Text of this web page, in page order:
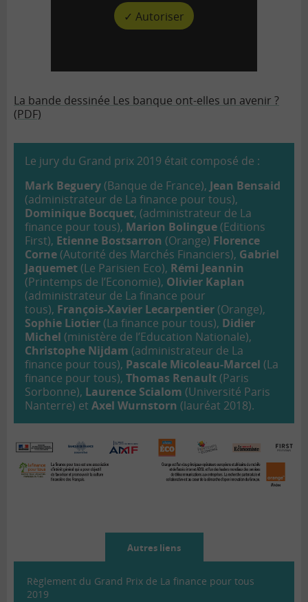
✓ Autoriser
La bande dessinée Les banque ont-elles un avenir ?
(PDF)
Le jury du Grand prix 2019 était composé de :
Mark Beguery (Banque de France), Jean Bensaid
(administrateur de La finance pour tous),
Dominique Bocquet, (administrateur de La
finance pour tous), Marion Bolingue (Editions
First), Etienne Bostsarron (Orange) Florence
Corne (Autorité des Marchés Financiers), Gabriel
Jaquemet (Le Parisien Eco), Rémi Jeannin
(Printemps de l’Economie), Olivier Kaplan
(administrateur de La finance pour
tous), François-Xavier Lecarpentier (Orange),
Sophie Liotier (La finance pour tous), Didier
Michel (ministère de l’Education Nationale),
Christophe Nijdam (administrateur de La
finance pour tous), Pascale Micoleau-Marcel (La
finance pour tous), Thomas Renault (Paris
Sorbonne), Laurence Scialom (Université Paris
Nanterre) et Axel Wurnstorn (lauréat 2018).
Autres liens
Règlement du Grand Prix de La finance pour tous
2019